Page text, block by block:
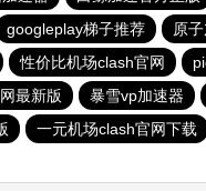
googleplay梯子推荐 原
性价比机场clash官网
最新版 暴雪vp加速器
一元机场clash官网下载